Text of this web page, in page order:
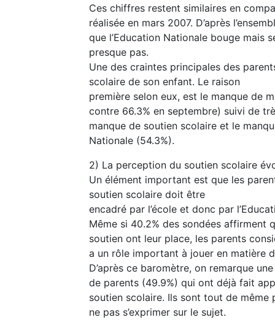
Ces chiffres restent similaires en
réalisée en mars 2007. D’après
que l’Education Nationale bouge mais
presque pas.
Une des craintes principales des
scolaire de son enfant. Le raison
première selon eux, est le manque de
contre 66.3% en septembre) suivi de
manque de soutien scolaire et le
Nationale (54.3%).
2) La perception du soutien scolaire
Un élément important est que les
soutien scolaire doit être
encadré par l’école et donc par
Même si 40.2% des sondées affirment
soutien ont leur place, les parents
a un rôle important à jouer en matière
D’après ce baromètre, on remarque
de parents (49.9%) qui ont déjà fait
soutien scolaire. Ils sont tout de même
ne pas s’exprimer sur le sujet.